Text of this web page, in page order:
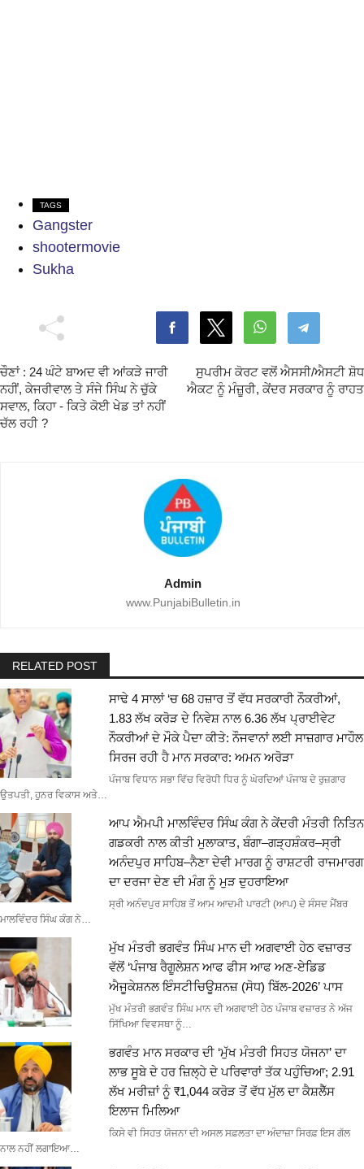
TAGS
Gangster
shootermovie
Sukha
ਚੌਣਾਂ : 24 ਘੰਟੇ ਬਾਅਦ ਵੀ ਆਂਕੜੇ ਜਾਰੀ
ਨਹੀਂ, ਕੇਜਰੀਵਾਲ ਤੇ ਸੰਜੇ ਸਿੰਘ ਨੇ ਚੁੱਕੇ
ਸਵਾਲ, ਕਿਹਾ - ਕਿਤੇ ਕੋਈ ਖੇਡ ਤਾਂ ਨਹੀਂ
ਚੱਲ ਰਹੀ ?
ਸੁਪਰੀਮ ਕੋਰਟ ਵਲੋਂ ਐਸਸੀ/ਐਸਟੀ ਸ਼ੋਧ
ਐਕਟ ਨੂੰ ਮੰਜ਼ੂਰੀ, ਕੇਂਦਰ ਸਰਕਾਰ ਨੂੰ ਰਾਹਤ
Admin
www.PunjabiBulletin.in
RELATED POST
ਸਾਢੇ 4 ਸਾਲਾਂ ‘ਚ 68 ਹਜ਼ਾਰ ਤੋਂ ਵੱਧ ਸਰਕਾਰੀ ਨੌਕਰੀਆਂ,
1.83 ਲੱਖ ਕਰੋੜ ਦੇ ਨਿਵੇਸ਼ ਨਾਲ 6.36 ਲੱਖ ਪ੍ਰਾਈਵੇਟ
ਨੌਕਰੀਆਂ ਦੇ ਮੌਕੇ ਪੈਦਾ ਕੀਤੇ: ਨੌਜਵਾਨਾਂ ਲਈ ਸਾਜ਼ਗਾਰ ਮਾਹੌਲ
ਸਿਰਜ ਰਹੀ ਹੈ ਮਾਨ ਸਰਕਾਰ: ਅਮਨ ਅਰੋੜਾ
ਪੰਜਾਬ ਵਿਧਾਨ ਸਭਾ ਵਿੱਚ ਵਿਰੋਧੀ ਧਿਰ ਨੂੰ ਘੇਰਦਿਆਂ ਪੰਜਾਬ ਦੇ ਰੁਜ਼ਗਾਰ
ਉਤਪਤੀ, ਹੁਨਰ ਵਿਕਾਸ ਅਤੇ…
ਆਪ ਐਮਪੀ ਮਾਲਵਿੰਦਰ ਸਿੰਘ ਕੰਗ ਨੇ ਕੇਂਦਰੀ ਮੰਤਰੀ ਨਿਤਿਨ
ਗਡਕਰੀ ਨਾਲ ਕੀਤੀ ਮੁਲਾਕਾਤ, ਬੰਗਾ–ਗੜ੍ਹਸ਼ੰਕਰ–ਸ੍ਰੀ
ਅਨੰਦਪੁਰ ਸਾਹਿਬ–ਨੈਣਾ ਦੇਵੀ ਮਾਰਗ ਨੂੰ ਰਾਸ਼ਟਰੀ ਰਾਜਮਾਰਗ
ਦਾ ਦਰਜਾ ਦੇਣ ਦੀ ਮੰਗ ਨੂੰ ਮੁੜ ਦੁਹਰਾਇਆ
ਸ੍ਰੀ ਅਨੰਦਪੁਰ ਸਾਹਿਬ ਤੋਂ ਆਮ ਆਦਮੀ ਪਾਰਟੀ (ਆਪ) ਦੇ ਸੰਸਦ ਮੈਂਬਰ
ਮਾਲਵਿੰਦਰ ਸਿੰਘ ਕੰਗ ਨੇ…
ਮੁੱਖ ਮੰਤਰੀ ਭਗਵੰਤ ਸਿੰਘ ਮਾਨ ਦੀ ਅਗਵਾਈ ਹੇਠ ਵਜ਼ਾਰਤ
ਵੱਲੋਂ ‘ਪੰਜਾਬ ਰੈਗੂਲੇਸ਼ਨ ਆਫ ਫੀਸ ਆਫ ਅਣ-ਏਡਿਡ
ਐਜੂਕੇਸ਼ਨਲ ਇੰਸਟੀਚਿਊਸ਼ਨਜ਼ (ਸੋਧ) ਬਿੱਲ-2026’ ਪਾਸ
ਮੁੱਖ ਮੰਤਰੀ ਭਗਵੰਤ ਸਿੰਘ ਮਾਨ ਦੀ ਅਗਵਾਈ ਹੇਠ ਪੰਜਾਬ ਵਜ਼ਾਰਤ ਨੇ ਅੱਜ
ਸਿੱਖਿਆ ਵਿਵਸਥਾ ਨੂੰ…
ਭਗਵੰਤ ਮਾਨ ਸਰਕਾਰ ਦੀ ‘ਮੁੱਖ ਮੰਤਰੀ ਸਿਹਤ ਯੋਜਨਾ’ ਦਾ
ਲਾਭ ਸੂਬੇ ਦੇ ਹਰ ਜ਼ਿਲ੍ਹੇ ਦੇ ਪਰਿਵਾਰਾਂ ਤੱਕ ਪਹੁੰਚਿਆ; 2.91
ਲੱਖ ਮਰੀਜ਼ਾਂ ਨੂੰ ₹1,044 ਕਰੋੜ ਤੋਂ ਵੱਧ ਮੁੱਲ ਦਾ ਕੈਸ਼ਲੈੱਸ
ਇਲਾਜ ਮਿਲਿਆ
ਕਿਸੇ ਵੀ ਸਿਹਤ ਯੋਜਨਾ ਦੀ ਅਸਲ ਸਫ਼ਲਤਾ ਦਾ ਅੰਦਾਜ਼ਾ ਸਿਰਫ਼ ਇਸ ਗੱਲ
ਨਾਲ ਨਹੀਂ ਲਗਾਇਆ…